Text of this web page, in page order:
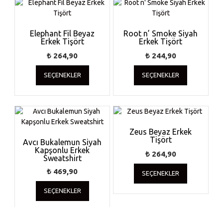
Elephant Fil Beyaz
Erkek Tişört
₺ 264,90
SEÇENEKLER
Bu
birden
fazla
varyasyonu
var.
ürün
sayfasından
Root n’ Smoke Siyah
Erkek Tişört
₺244,90
SEÇENEKLER
Bu
birden
fazla
varyasyonu
Seçenekler
Avcı Bukalemun Siyah
Kapşonlu Erkek
Sweatshirt
₺ 469,90
SEÇENEKLER
Bu
birden
Zeus Beyaz Erkek
Tişört
₺264,90
SEÇENEKLER
Bu
birden
fazla